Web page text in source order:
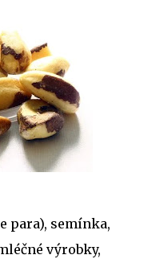
para), semínka,
výrobky,